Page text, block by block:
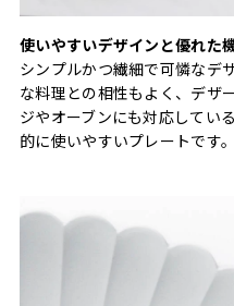
使いやすいデザインと優れた
シンプルかつ繊細で可憐なデ
な料理との相性もよく、デザ
ジやオーブンにも対応してい
的に使いやすいプレートです。